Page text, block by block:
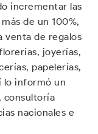
incrementar las
de un 100%,
venta de regalos
joyerías,
papelerías,
lo informó un
consultoría
nacionales e